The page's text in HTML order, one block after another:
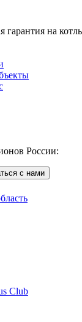
гарантия на
России:
с нами
Club